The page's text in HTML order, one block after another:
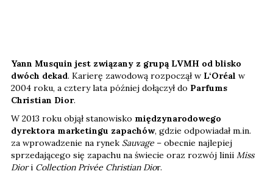
Yann Musquin jest związany z grupą LVMH od blisko
dwóch dekad. Karierę zawodową rozpoczął w L‘Oréal w
2004 roku, a cztery lata później dołączył do Parfums
Christian Dior.
W 2013 roku objął stanowisko międzynarodowego
dyrektora marketingu zapachów, gdzie odpowiadał m.in.
za wprowadzenie na rynek Sauvage – obecnie najlepiej
sprzedającego się zapachu na świecie oraz rozwój linii Miss
Diori Collection Privée Christian Dior.